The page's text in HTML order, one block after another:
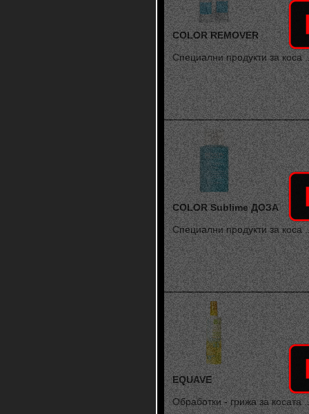
COLOR REMOVER
Специални продукти за коса
COLOR Sublime ДОЗА
Специални продукти за коса
EQUAVE
Обработки - грижа за косата